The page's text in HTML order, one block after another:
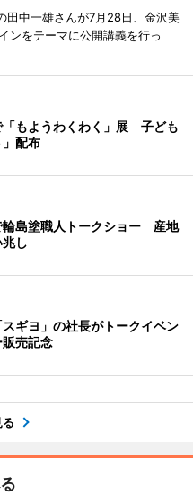
田中一雄さんが7月28日、金沢美
ンをテーマに公開講義を行っ
「もようわくわく」展 子ども
配布
輪島塗職人トークショー 産地
し
スギヨ」の社長がトークイベン
売記念
る